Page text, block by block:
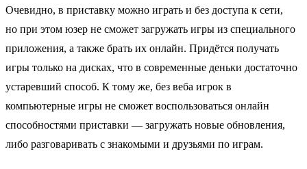
Очевидно, в приставку можно играть и без доступа к сети,
но при этом юзер не сможет загружать игры из специального
приложения, а также брать их онлайн. Придётся получать
игры только на дисках, что в современные деньки достаточно
устаревший способ. К тому же, без веба игрок в
компьютерные игры не сможет воспользоваться онлайн
способностями приставки — загружать новые обновления,
либо разговаривать с знакомыми и друзьями по играм.